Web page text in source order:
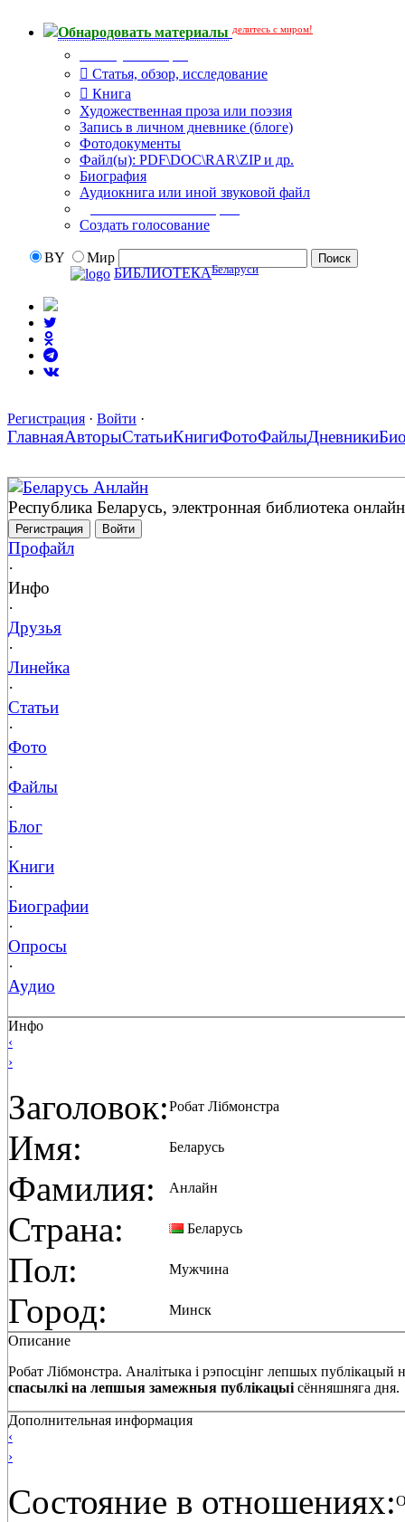
Обнародовать материалы делитесь с миром!
Статья, обзор, исследование
Книга
Художественная проза или поэзия
Запись в личном дневнике (блоге)
Фотодокументы
Файл(ы): PDF\DOC\RAR\ZIP и др.
Биография
Аудиокнига или иной звуковой файл
Создать голосование
BY
Мир
БИБЛИОТЕКАБеларуси
Регистрация · Войти ·
ГлавнаяАвторыСтатьиКнигиФотоФайлыДневники
Беларусь Анлайн
Республика Беларусь, электронная библиотека онлайн
Регистрация Войти
Профайл
·
Инфо
·
Друзья
·
Линейка
·
Статьи
·
Фото
·
Файлы
·
Блог
·
Книги
·
Биографии
·
Опросы
·
Аудио
Инфо
‹
›
Заголовок:Робат Лібмонстра
Имя: Беларусь
Фамилия: Анлайн
Страна: Беларусь
Пол: Мужчина
Город:
Минск
Описание
Робат Лібмонстра. Аналітыка і рэпосцінг лепшых
спасылкі на лепшыя замежныя публікацыі сённяшняга дня.
Дополнительная информация
‹
›
Состояние в отношениях: